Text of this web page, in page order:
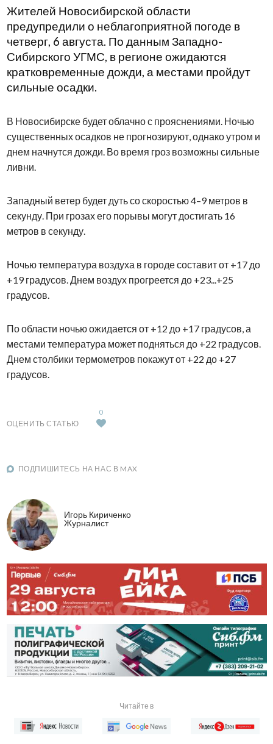
Жителей Новосибирской области
предупредили о неблагоприятной погоде в
четверг, 6 августа. По данным Западно-
Сибирского УГМС, в регионе ожидаются
кратковременные дожди, а местами пройдут
сильные осадки.
В Новосибирске будет облачно с прояснениями. Ночью
существенных осадков не прогнозируют, однако утром и
днем начнутся дожди. Во время гроз возможны сильные
ливни.
Западный ветер будет дуть со скоростью 4–9 метров в
секунду. При грозах его порывы могут достигать 16
метров в секунду.
Ночью температура воздуха в городе составит от +17 до
+19 градусов. Днем воздух прогреется до +23...+25
градусов.
По области ночью ожидается от +12 до +17 градусов, а
местами температура может подняться до +22 градусов.
Днем столбики термометров покажут от +22 до +27
градусов.
ОЦЕНИТЬ СТАТЬЮ
0
ПОДПИШИТЕСЬ НА НАС В MAX
Игорь Кириченко
Журналист
Читайте в